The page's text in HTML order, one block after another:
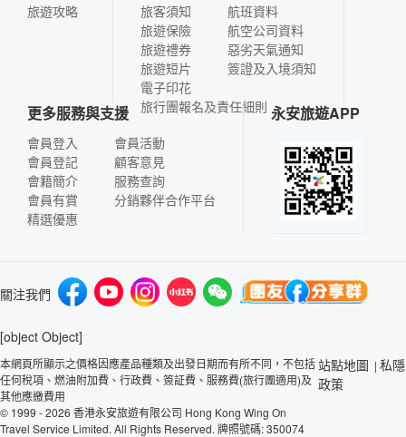
旅遊攻略
旅客須知
旅遊保險
旅遊禮券
旅遊短片
電子印花
航班資料
航空公司資料
惡劣天氣通知
簽證及入境須知
旅行團報名及責任細則
更多服務與支援
會員登入
會員登記
會籍簡介
會員有賞
精選優惠
會員活動
顧客意見
服務查詢
分銷夥伴合作平台
永安旅遊APP
關注我們
[object Object]
本網頁所顯示之價格因應產品種類及出發日期而有所不同，不包括
任何稅項、燃油附加費、行政費、簽証費、服務費(旅行團適用)及
其他應繳費用
© 1999 - 2026 香港永安旅遊有限公司 Hong Kong Wing On
Travel Service Limited. All Rights Reserved. 牌照號碼: 350074
站點地圖 | 私隱
政策